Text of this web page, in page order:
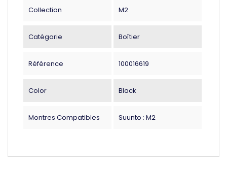
Collection M2
Catégorie Boîtier
Référence 100016619
Color Black
Montres Compatibles Suunto : M2